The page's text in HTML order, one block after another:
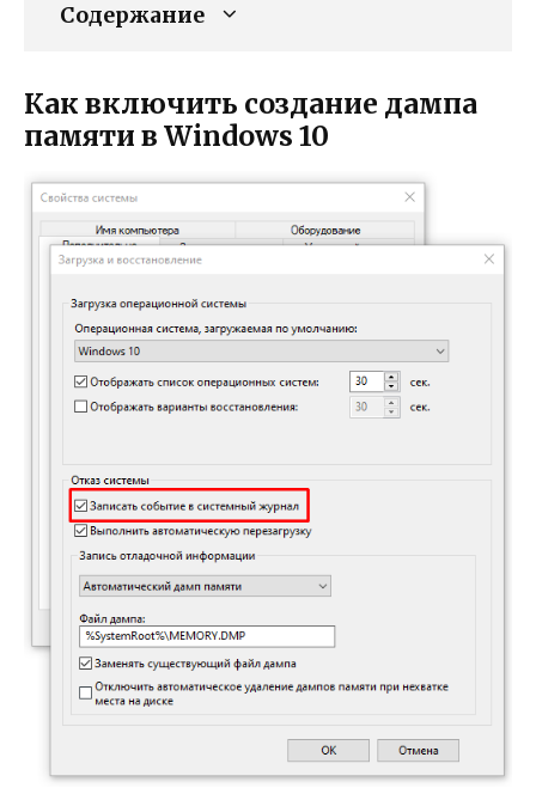
Содержание
Как включить создание дампа
памяти в Windows 10